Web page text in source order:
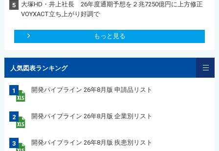
5
大塚HD・井上社長 26年度通期予想を２兆7250億円に上方修正
VOYXACT立ち上がり好調で
もっと見る
人気図表ランキング
1 開発パイプライン 26年8月版 申請品リスト
2 開発パイプライン 26年8月版 企業別リスト
3 開発パイプライン 26年8月版 疾患別リスト